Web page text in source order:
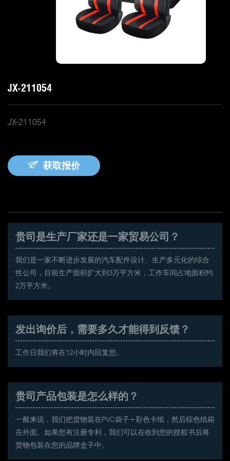
JX-211054
JX-211054
获取报价
贵司是生产厂家还是一家贸易公司？
我们是一家不断进步发展的汽车配件设计、生产多元化的综合
性公司，目前生产面积扩大到3万平方米，工作车间占地面积约
2万平方米。
发出询价后，需要多久才能得到反馈？
工作日我们将在12小时内回复您。
贵司产品包装是怎么样的？
一般来说，我们把货物装在PVC袋子+彩色卡纸，然后棕色纸箱
在外面。如果您有注册专利，我们可以在收到您的授权书后将
货物包装在您的品牌盒子中。